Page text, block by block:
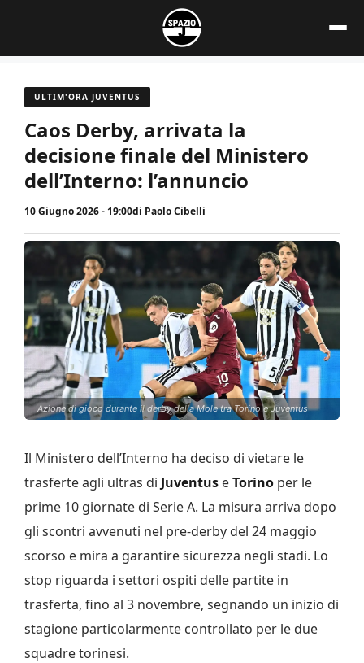
contenuto
ULTIM'ORA JUVENTUS
Caos Derby, arrivata la
decisione finale del Ministero
dell’Interno: l’annuncio
10 Giugno 2026 - 19:00di Paolo Cibelli
Azione di gioco durante il derby della Mole tra Torino e Juventus
Il Ministero dell’Interno ha deciso di vietare le
trasferte agli ultras di Juventus eTorino per le
prime 10 giornate di Serie A. La misura arriva dopo
gli scontri avvenuti nel pre-derby del 24 maggio
scorso e mira a garantire sicurezza negli stadi. Lo
stop riguarda i settori ospiti delle partite in
trasferta, fino al 3 novembre, segnando un inizio di
stagione particolarmente controllato per le due
squadre torinesi.